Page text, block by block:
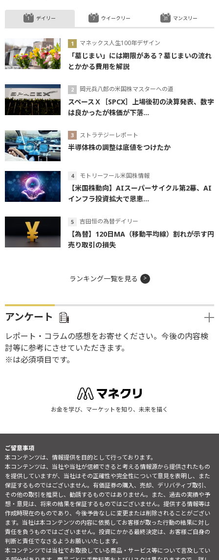
デイリー
マネックス人生100年デザイン
「墓じまい」には期限がある？墓じまいの流れ
とかかる費用を解説
岡元兵八郎の米国株マスターへの道
スペースＸ［SPCX］上場後初の決算発表、数字
は良かったが株価が下落...
ストラテジーレポート
半導体株の調整は底値をつけたか
モトリーフール米国株情報
【米国株動向】AIスーパーサイクル第2幕、AI
インフラ投資拡大で恩恵...
吉田恒の為替デイリー
【為替】120日MA（移動平均線）割れが示す円
売り取引の損失
ウイークリー マンスリー
ランキング一覧を見る
アンケート
レポート・コラムの感想をお寄せください。今後の内容検
討等に参考にさせていただきます。
※は必須項目です。
お金を学び、マーケットを知り、未来を描く
ご留意事項
本コンテンツは、情報提供を目的として行っております。
本コンテンツは、当社や当社が信頼できると考える情報源から提供されたもの
を提供していますが、当社はその正確性や完全性について意見を表明し、また
保証するものではございません。有価証券の購入、売却、デリバティブ取引、
その他の取引を推奨し、勧誘するものではありません。また、過去の実績や予
想・意見は、将来の結果を保証するものではございません。提供する情報等は
作成時現在のものであり、今後予告なしに変更または削除されることがござい
ます。当社は本コンテンツの内容に依拠してお客様が取った行動の結果に対し
責任を負うものではございません。投資にかかる最終決定は、お客様ご自身の
判断と責任でなさるようお願いいたします。
本コンテンツでは当社でお取扱している商品・サービス等について言及してい